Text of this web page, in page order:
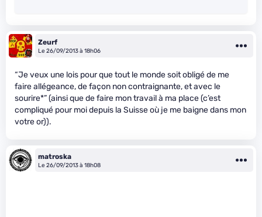
Zeurf
Le 26/09/2013 à 18h06
“Je veux une lois pour que tout le monde soit obligé de me
faire allégeance, de façon non contraignante, et avec le
sourire*” (ainsi que de faire mon travail à ma place (c’est
compliqué pour moi depuis la Suisse où je me baigne dans mon
votre or)).
matroska
Le 26/09/2013 à 18h08